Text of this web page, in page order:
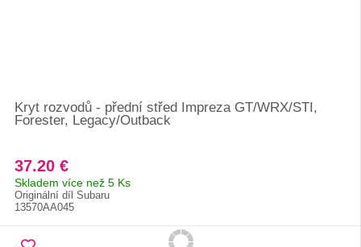
Kryt rozvodů - přední střed Impreza GT/WRX/STI,
Forester, Legacy/Outback
37.20 €
Skladem více než 5 Ks
Originální díl Subaru
13570AA045